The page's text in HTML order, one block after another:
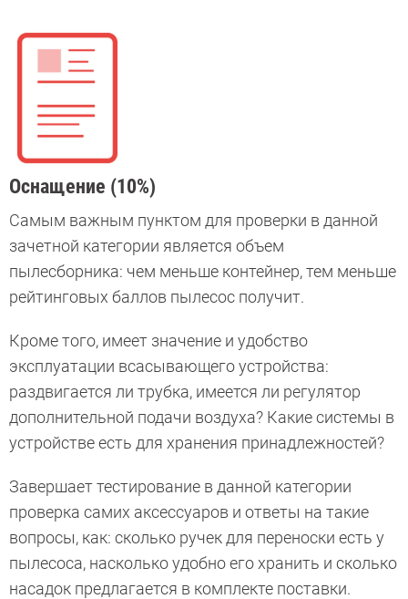
Оснащение (10%)
Самым важным пунктом для проверки в данной
зачетной категории является объем
пылесборника: чем меньше контейнер, тем меньше
рейтинговых баллов пылесос получит.
Кроме того, имеет значение и удобство
эксплуатации всасывающего устройства:
раздвигается ли трубка, имеется ли регулятор
дополнительной подачи воздуха? Какие системы в
устройстве есть для хранения принадлежностей?
Завершает тестирование в данной категории
проверка самих аксессуаров и ответы на такие
вопросы, как: сколько ручек для переноски есть у
пылесоса, насколько удобно его хранить и сколько
насадок предлагается в комплекте поставки.